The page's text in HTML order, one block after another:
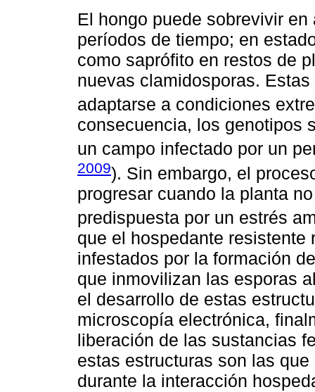
El hongo puede sobrevivir
períodos de tiempo; en
como saprófito en restos de
nuevas clamidosporas.
adaptarse a condiciones
consecuencia, los genotipos
un campo infectado por un
2009). Sin embargo, el
progresar cuando la planta
predispuesta por un estrés
que el hospedante
infestados por la formación
que inmovilizan las esporas
el desarrollo de estas
microscopía electrónica,
liberación de las sustancias
estas estructuras son las
durante la interacción